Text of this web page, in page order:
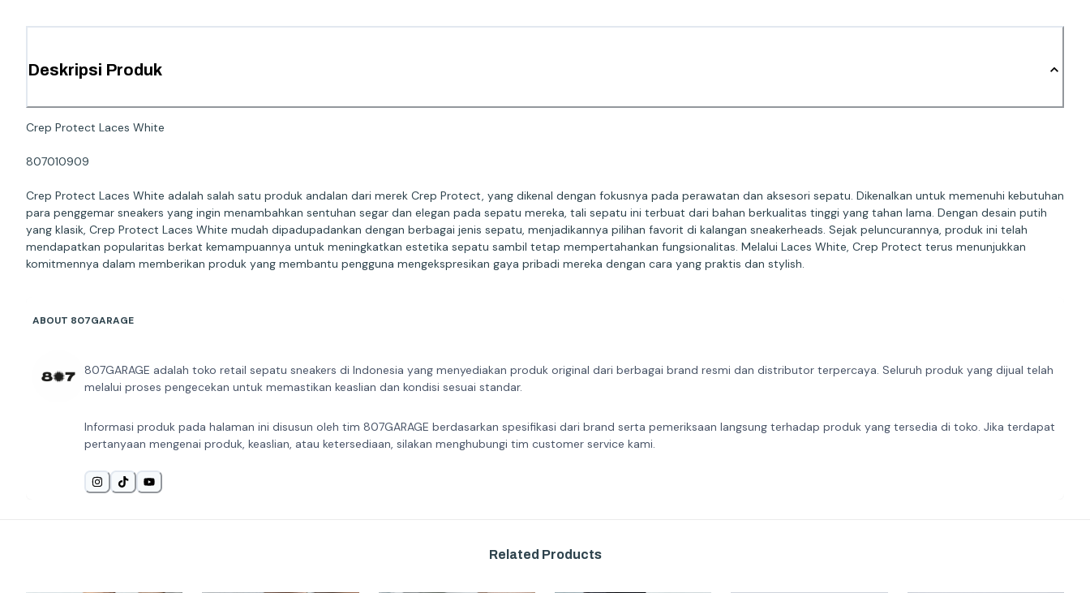
Deskripsi Produk
Crep Protect Laces White
807010909
Crep Protect Laces White adalah salah satu produk andalan dari merek Crep Protect, yang dikenal dengan fokusnya pada perawatan dan aksesori sepatu. Dikenalkan untuk memenuhi kebutuhan
para penggemar sneakers yang ingin menambahkan sentuhan segar dan elegan pada sepatu mereka, tali sepatu ini terbuat dari bahan berkualitas tinggi yang tahan lama. Dengan desain putih
yang klasik, Crep Protect Laces White mudah dipadupadankan dengan berbagai jenis sepatu, menjadikannya pilihan favorit di kalangan sneakerheads. Sejak peluncurannya, produk ini telah
mendapatkan popularitas berkat kemampuannya untuk meningkatkan estetika sepatu sambil tetap mempertahankan fungsionalitas. Melalui Laces White, Crep Protect terus menunjukkan
komitmennya dalam memberikan produk yang membantu pengguna mengekspresikan gaya pribadi mereka dengan cara yang praktis dan stylish.
ABOUT 807GARAGE
807GARAGE adalah toko retail sepatu sneakers di Indonesia yang menyediakan produk original dari berbagai brand resmi dan distributor terpercaya. Seluruh produk yang dijual telah
melalui proses pengecekan untuk memastikan keaslian dan kondisi sesuai standar.
Informasi produk pada halaman ini disusun oleh tim 807GARAGE berdasarkan spesifikasi dari brand serta pemeriksaan langsung terhadap produk yang tersedia di toko. Jika terdapat
pertanyaan mengenai produk, keaslian, atau ketersediaan, silakan menghubungi tim customer service kami.
Related Products